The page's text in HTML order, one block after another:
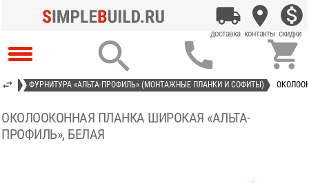
  
ФУРНИТУРА «АЛЬТА-ПРОФИЛЬ» (МОНТАЖНЫЕ ПЛАНКИ И СОФИТЫ)
ОКОЛООКОННАЯ ПЛАНКА ШИРОКАЯ «АЛЬТА-
ПРОФИЛЬ», БЕЛАЯ